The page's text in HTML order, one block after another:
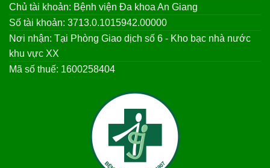
Chủ tài khoản: Bệnh viện Đa khoa An Giang
Số tài khoản: 3713.0.1015942.00000
Nơi nhận: Tại Phòng Giao dịch số 6 - Kho bạc nhà nước
khu vực XX
Mã số thuế: 1600258404